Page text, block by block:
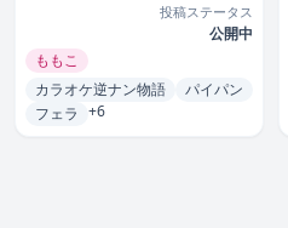
投稿ステータス
公開中
ももこ
カラオケ逆ナン物語
パイパン
フェラ +6